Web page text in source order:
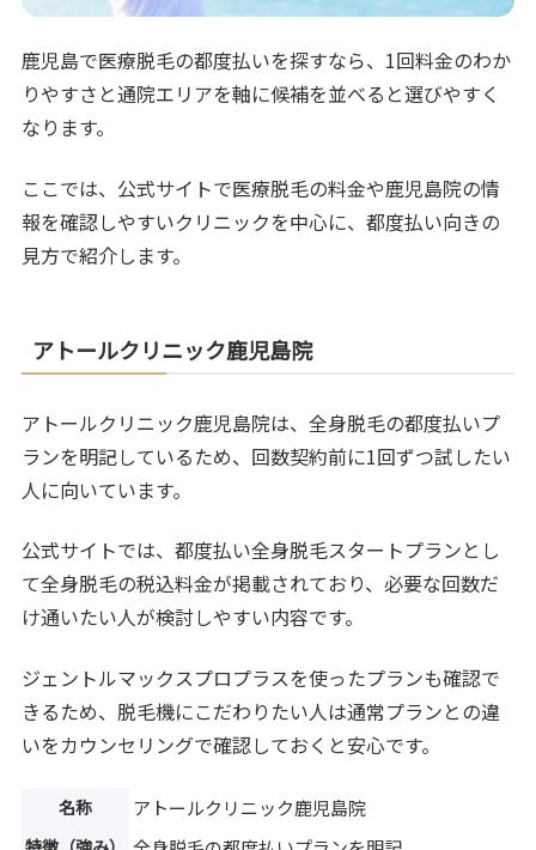
鹿児島で医療脱毛の都度払いを探すなら、1回料金のわか
りやすさと通院エリアを軸に候補を並べると選びやすく
なります。
ここでは、公式サイトで医療脱毛の料金や鹿児島院の情
報を確認しやすいクリニックを中心に、都度払い向きの
見方で紹介します。
アトールクリニック鹿児島院
アトールクリニック鹿児島院は、全身脱毛の都度払いプ
ランを明記しているため、回数契約前に1回ずつ試したい
人に向いています。
公式サイトでは、都度払い全身脱毛スタートプランとし
て全身脱毛の税込料金が掲載されており、必要な回数だ
け通いたい人が検討しやすい内容です。
ジェントルマックスプロプラスを使ったプランも確認で
きるため、脱毛機にこだわりたい人は通常プランとの違
いをカウンセリングで確認しておくと安心です。
名称 アトールクリニック鹿児島院